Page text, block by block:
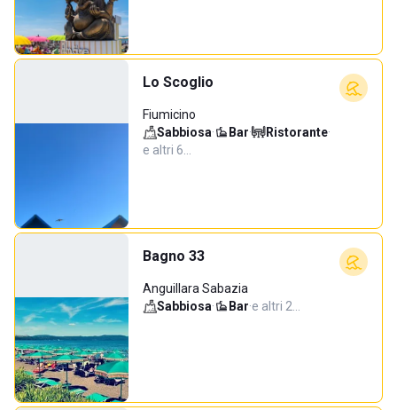
Lo Scoglio
Fiumicino
Sabbiosa· Bar· Ristorante·
e altri 6…
Bagno 33
Anguillara Sabazia
Sabbiosa· Bar·e altri 2…